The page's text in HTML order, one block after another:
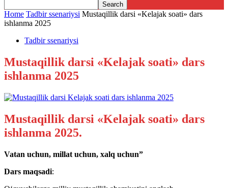
Home Tadbir ssenariysi Mustaqillik darsi «Kelajak soati» dars
ishlanma 2025
Tadbir ssenariysi
Mustaqillik darsi «Kelajak soati» dars
ishlanma 2025
Mustaqillik darsi «Kelajak soati» dars
ishlanma 2025.
Vatan uchun, millat uchun, xalq uchun”
Dars maqsadi: